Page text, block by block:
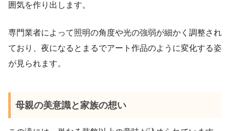
囲気を作り出します。
専門業者によって照明の角度や光の強弱が細かく調整され
ており、夜になるとまるでアート作品のように変化する姿
が見られます。
母親の美意識と家族の想い